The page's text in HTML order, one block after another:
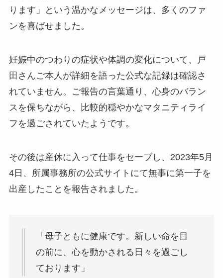
ります」という温かなメッセージは、多くのファ
ンを喜ばせました。
妊娠中のつわりの症状や体調の変化について、戸
田さんご本人が詳細を語った公式な記録は確認さ
れていません。ご報告の言葉通り、心身のバラン
スを保ちながら、比較的穏やかなマタニティライ
フを過ごされていたようです。
その後は産休に入って仕事をセーブし、2023年5月
4日、所属事務所の公式サイトにて無事に第一子を
出産したことを報告されました。
「母子ともに健康です。新しい命を目
の前に、心を動かされる日々を過ごし
ております」